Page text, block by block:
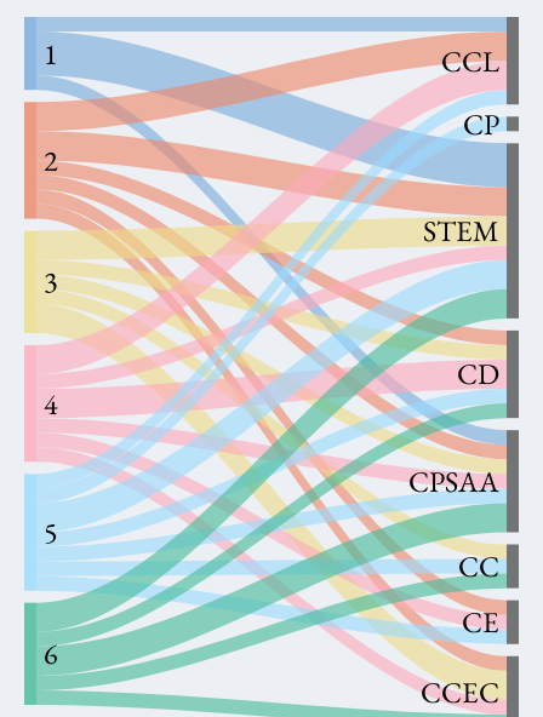
1
CCL
CP
STEM
CD
CPSAA
CC
CE
CCEC
2
3
4
5
6